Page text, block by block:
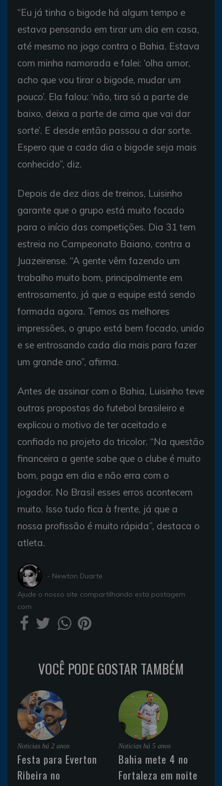
“Eu já tinha o bigode há algum tempo e
estava pensando em tirar um dia em casa,
até mesmo no jogo contra o Bahia. Estava
com minha namorada e falei: ‘olha amor,
acho que vou tirar o bigode, mudar um
pouco’. Ela falou: ‘não, tira só a parte de
baixo, deixa a parte de cima que vai dar
sorte’. E desde então passou a dar sorte.
Espero que a cada dia o bigode seja mais
conhecido”, diz.
Depois de dez dias de treinos, Luisinho
garante que o grupo está muito focado
para o início das competições. Dia 31 tem
estreia no Campeonato Baiano, contra a
Juazeirense. “A gente vêm fazendo um
trabalho muito bom, principalmente em
entrosamento, já que a equipe está sendo
formada agora. Temos as melhores
impressões, o grupo está bem focado, unido
e se entrosando cada dia mais para fazer
um grande ano”, afirma.
Antes de assinar com o Bahia, Luisinho teve
outras propostas do futebol brasileiro e
explicou o motivo de ter aceitado e
confiado no projeto do tricolor. “Na questão
financeira a gente sabe que o clube é muito
bom, paga em dia e não erra com o
jogador. No Brasil esses erros acontecem
muito. Isso tudo fica à frente, já que a
nossa profissão é muito rápida”, destaca o
atleta.
- Newton Duarte
Ajude o nosso site compartilhando esta postagem
com
VOCÊ PODE GOSTAR TAMBÉM
Noticias há 2 anos
Festa para Everton
Ribeira no
Noticias há 5 anos
Bahia mete 4 no
Fortaleza em noite